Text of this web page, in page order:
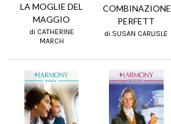
LA MOGLIE DEL
MAGGIO
di CATHERINE
MARCH
COMBINAZIONE
PERFETT
di SUSAN CARLISLE